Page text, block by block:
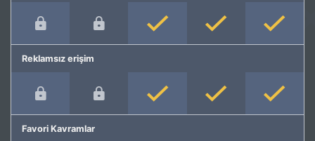
Reklamsız erişim
Favori Kavramlar